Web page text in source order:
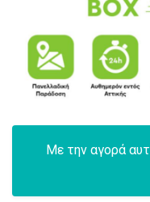
Με την αγορά